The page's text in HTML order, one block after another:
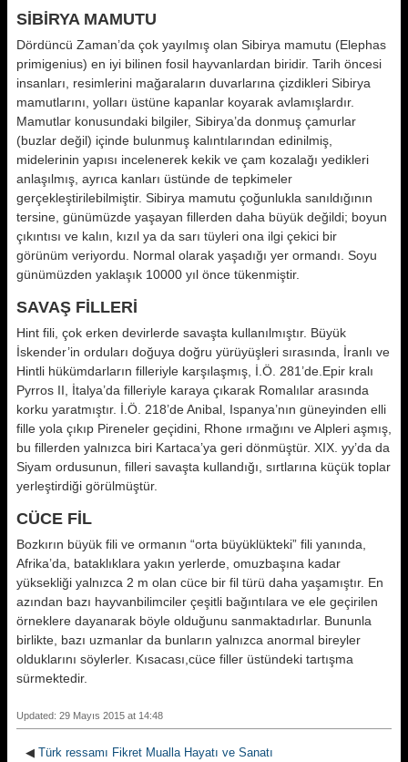
SİBİRYA MAMUTU
Dördüncü Zaman’da çok yayılmış olan Sibirya mamutu (Elephas
primigenius) en iyi bilinen fosil hayvanlardan biridir. Tarih öncesi
insanları, resimlerini mağaraların duvarlarına çizdikleri Sibirya
mamutlarını, yolları üstüne kapanlar koyarak avlamışlardır.
Mamutlar konusundaki bilgiler, Sibirya’da donmuş çamurlar
(buzlar değil) içinde bulunmuş kalıntılarından edinilmiş,
midelerinin yapısı incelenerek kekik ve çam kozalağı yedikleri
anlaşılmış, ayrıca kanları üstünde de tepkimeler
gerçekleştirilebilmiştir. Sibirya mamutu çoğunlukla sanıldığının
tersine, günümüzde yaşayan fillerden daha büyük değildi; boyun
çıkıntısı ve kalın, kızıl ya da sarı tüyleri ona ilgi çekici bir
görünüm veriyordu. Normal olarak yaşadığı yer ormandı. Soyu
günümüzden yaklaşık 10000 yıl önce tükenmiştir.
SAVAŞ FİLLERİ
Hint fili, çok erken devirlerde savaşta kullanılmıştır. Büyük
İskender’in orduları doğuya doğru yürüyüşleri sırasında, İranlı ve
Hintli hükümdarların filleriyle karşılaşmış, İ.Ö. 281’de.Epir kralı
Pyrros II, İtalya’da filleriyle karaya çıkarak Romalılar arasında
korku yaratmıştır. İ.Ö. 218’de Anibal, Ispanya’nın güneyinden elli
fille yola çıkıp Pireneler geçidini, Rhone ırmağını ve Alpleri aşmış,
bu fillerden yalnızca biri Kartaca’ya geri dönmüştür. XIX. yy’da da
Siyam ordusunun, filleri savaşta kullandığı, sırtlarına küçük toplar
yerleştirdiği görülmüştür.
CÜCE FİL
Bozkırın büyük fili ve ormanın “orta büyüklükteki” fili yanında,
Afrika’da, bataklıklara yakın yerlerde, omuzbaşına kadar
yüksekliği yalnızca 2 m olan cüce bir fil türü daha yaşamıştır. En
azından bazı hayvanbilimciler çeşitli bağıntılara ve ele geçirilen
örneklere dayanarak böyle olduğunu sanmaktadırlar. Bununla
birlikte, bazı uzmanlar da bunların yalnızca anormal bireyler
olduklarını söylerler. Kısacası,cüce filler üstündeki tartışma
sürmektedir.
Updated: 29 Mayıs 2015 at 14:48
◀ Türk ressamı Fikret Mualla Hayatı ve Sanatı